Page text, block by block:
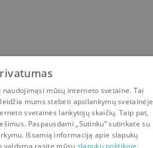
mūsų interneto svetaine. Tai
mums stebėti apsilankymų svetainėje
svetainės lankytojų skaičių. Taip pat,
Paspausdami „Sutinku“ sutinkate su
Išsamią informaciją apie slapukų
valdymą rasite mūsų slapukų politikoje.